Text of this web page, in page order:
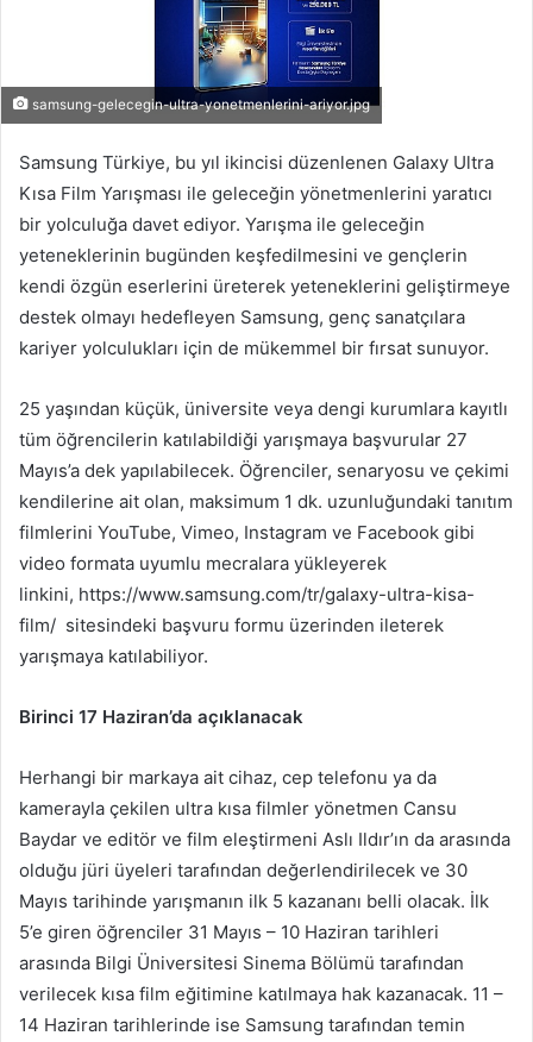
samsung-gelecegin-ultra-yonetmenlerini-ariyor.jpg
Samsung Türkiye, bu yıl ikincisi düzenlenen Galaxy Ultra
Kısa Film Yarışması ile geleceğin yönetmenlerini yaratıcı
bir yolculuğa davet ediyor. Yarışma ile geleceğin
yeteneklerinin bugünden keşfedilmesini ve gençlerin
kendi özgün eserlerini üreterek yeteneklerini geliştirmeye
destek olmayı hedefleyen Samsung, genç sanatçılara
kariyer yolculukları için de mükemmel bir fırsat sunuyor.
25 yaşından küçük, üniversite veya dengi kurumlara kayıtlı
tüm öğrencilerin katılabildiği yarışmaya başvurular 27
Mayıs’a dek yapılabilecek. Öğrenciler, senaryosu ve çekimi
kendilerine ait olan, maksimum 1 dk. uzunluğundaki tanıtım
filmlerini YouTube, Vimeo, Instagram ve Facebook gibi
video formata uyumlu mecralara yükleyerek
linkini, https://www.samsung.com/tr/galaxy-ultra-kisa-
film/ sitesindeki başvuru formu üzerinden ileterek
yarışmaya katılabiliyor.
Birinci 17 Haziran’da açıklanacak
Herhangi bir markaya ait cihaz, cep telefonu ya da
kamerayla çekilen ultra kısa filmler yönetmen Cansu
Baydar ve editör ve film eleştirmeni Aslı Ildır’ın da arasında
olduğu jüri üyeleri tarafından değerlendirilecek ve 30
Mayıs tarihinde yarışmanın ilk 5 kazananı belli olacak. İlk
5’e giren öğrenciler 31 Mayıs – 10 Haziran tarihleri
arasında Bilgi Üniversitesi Sinema Bölümü tarafından
verilecek kısa film eğitimine katılmaya hak kazanacak. 11 –
14 Haziran tarihlerinde ise Samsung tarafından temin